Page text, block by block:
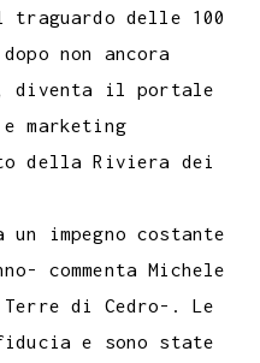
t
e
r
e
s
k
e
d
I
n
k
e
t
b
r
i
delle 100
non ancora
diventa il portale
marketing
della Riviera dei
impegno costante
commenta Michele
di Cedro-. Le
e sono state